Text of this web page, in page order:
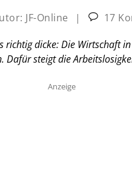
JF-Online |
17
dicke: Die Wirtschaft
Dafür steigt die
Anzeige